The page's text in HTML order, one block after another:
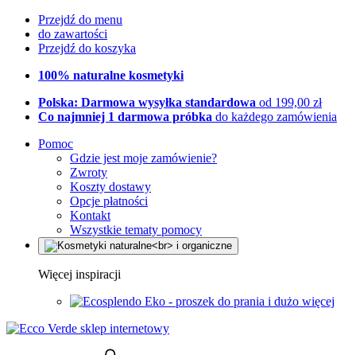
Przejdź do menu
do zawartości
Przejdź do koszyka
100% naturalne kosmetyki
Polska: Darmowa wysyłka standardowa od 199,00 zł
Co najmniej 1 darmowa próbka do każdego zamówienia
Pomoc
Gdzie jest moje zamówienie?
Zwroty
Koszty dostawy
Opcje płatności
Kontakt
Wszystkie tematy pomocy
Więcej inspiracji
Eko - proszek do prania i dużo więcej